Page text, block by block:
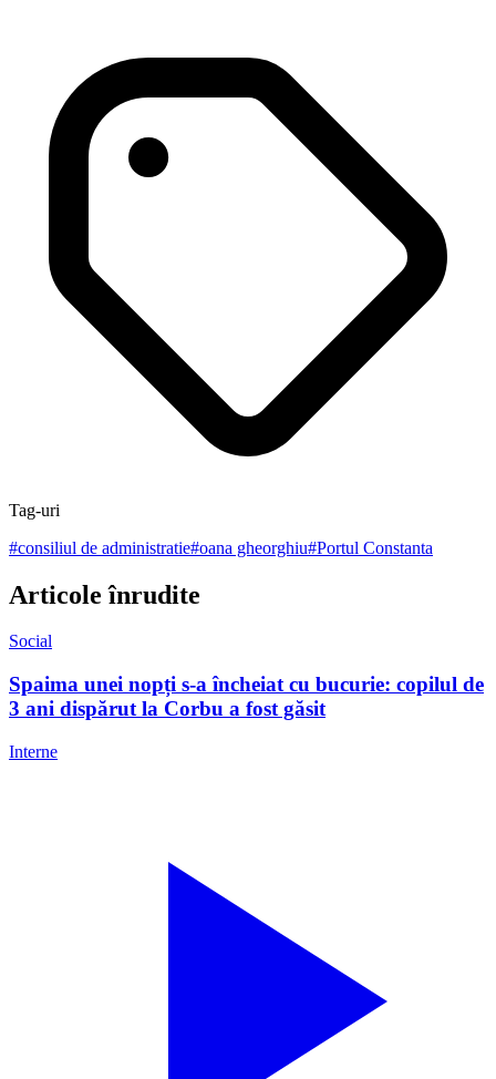
Tag-uri
#consiliul de administratie#oana gheorghiu#Portul Constanta
Articole înrudite
Social
Spaima unei nopți s-a încheiat cu bucurie: copilul de
3 ani dispărut la Corbu a fost găsit
Interne